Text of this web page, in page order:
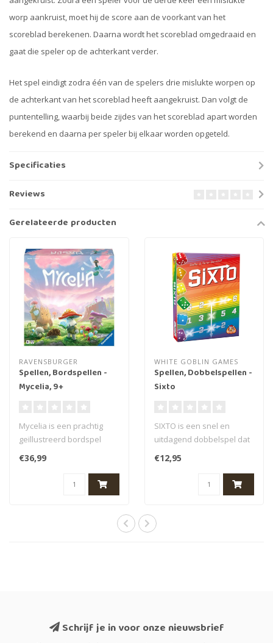
worp aankruist, moet hij de score aan de voorkant van het
scoreblad berekenen. Daarna wordt het scoreblad omgedraaid en
gaat die speler op de achterkant verder.
Het spel eindigt zodra één van de spelers drie mislukte worpen op
de achterkant van het scoreblad heeft aangekruist. Dan volgt de
puntentelling, waarbij beide zijdes van het scoreblad apart worden
berekend en daarna per speler bij elkaar worden opgeteld.
Specificaties
Reviews
Gerelateerde producten
RAVENSBURGER
Spellen, Bordspellen -
Mycelia, 9+
Mycelia is een prachtig
geïllustreerd bordspel
voor de hele familie. Doel
van h..
€36,99
WHITE GOBLIN GAMES
Spellen, Dobbelspellen -
Sixto
SIXTO is een snel en
uitdagend dobbelspel dat
gespeeld wordt met 6
dobbelstenen,..
€12,95
Schrijf je in voor onze nieuwsbrief